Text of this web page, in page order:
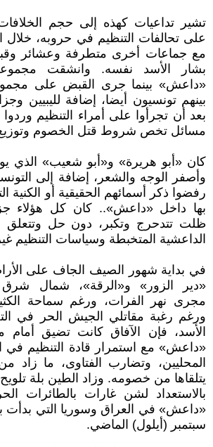
تشير تداعيات كهذه إلى حجم
على تحالفات التنظيم في حروبه، خلال
مع جماعات أخرى متطرفة وعشائر
بشار الأسد نفسه. وانشقت
«داعش» بينما جرى القبض على
بينهم تونسيون أيضا، إضافة لليبيين
بعد أن تجرأوا على أمراء التنظيم
مسائل تخص شروط قتل الخصوم وتوزيع
كان «أبو هريرة» و«أبو شعيب» الذي
وأصفر الوجه والشعر، إضافة إلى
رفضوا ذكر أسمائهم الحقيقية أو الكنية
بها داخل «داعش».. كان كل هؤلاء
ظلت تتدحرج وتكبر، دون حل وتتعلق
الداعشية المتخبطة وسياسات التنظيم
في بداية شهور الصيف الجاف على
«دير الزور» و«الرقة»، شمال
مجرى نهر الفرات، ورغم سماحة
ورغم رغبة مقاتلي الجيش الحر في
الأسد، فإن الآفاق كانت تضيق أمام
«داعش» مع استمرار قادة التنظيم في
المحليين، وتضارب الفتاوى، ما زاد
يتلقاها من خصومه. وزاد الطين بلة
بالاستعداد لشن غارات بالطائرات
«داعش» في العراق وسوريا التي بدأت
سبتمبر (أيلول) الماضي.